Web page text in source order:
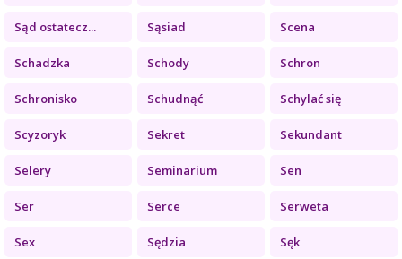
Sąd ostatecz... Sąsiad Scena
Schadzka Schody Schron
Schronisko Schudnąć Schylać się
Scyzoryk Sekret Sekundant
Selery Seminarium Sen
Ser Serce Serweta
Sex Sędzia Sęk